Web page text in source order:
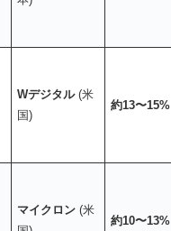
Wデジタル(米
国)
約13〜15%
マイクロン (米
約10〜13%